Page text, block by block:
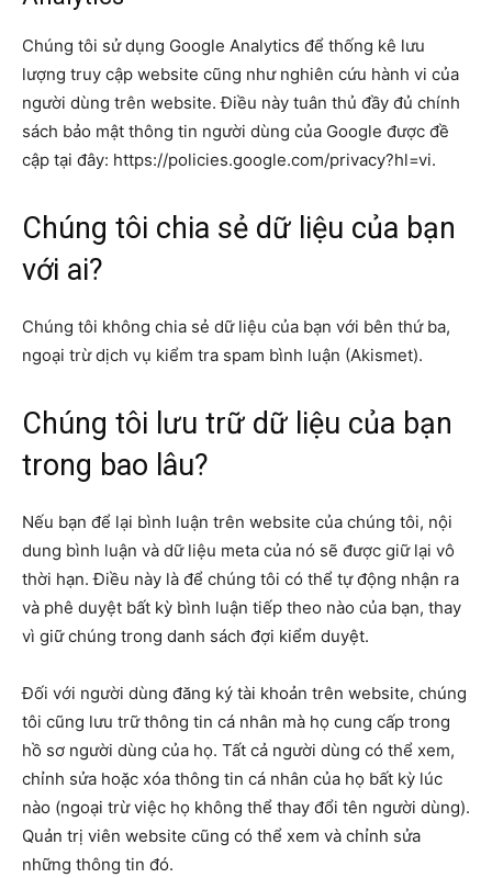
Chúng tôi sử dụng Google Analytics để thống kê lưu
lượng truy cập website cũng như nghiên cứu hành vi của
người dùng trên website. Điều này tuân thủ đầy đủ chính
sách bảo mật thông tin người dùng của Google được đề
cập tại đây: https://policies.google.com/privacy?hl=vi.
Chúng tôi chia sẻ dữ liệu của bạn
với ai?
Chúng tôi không chia sẻ dữ liệu của bạn với bên thứ ba,
ngoại trừ dịch vụ kiểm tra spam bình luận (Akismet).
Chúng tôi lưu trữ dữ liệu của bạn
trong bao lâu?
Nếu bạn để lại bình luận trên website của chúng tôi, nội
dung bình luận và dữ liệu meta của nó sẽ được giữ lại vô
thời hạn. Điều này là để chúng tôi có thể tự động nhận ra
và phê duyệt bất kỳ bình luận tiếp theo nào của bạn, thay
vì giữ chúng trong danh sách đợi kiểm duyệt.
Đối với người dùng đăng ký tài khoản trên website, chúng
tôi cũng lưu trữ thông tin cá nhân mà họ cung cấp trong
hồ sơ người dùng của họ. Tất cả người dùng có thể xem,
chỉnh sửa hoặc xóa thông tin cá nhân của họ bất kỳ lúc
nào (ngoại trừ việc họ không thể thay đổi tên người dùng).
Quản trị viên website cũng có thể xem và chỉnh sửa
những thông tin đó.